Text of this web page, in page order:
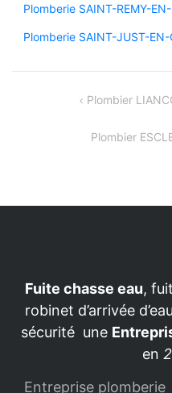
Plomberie SAINT-REMY-
Plomberie SAINT-JUST-EN-
NavigationPlombier
Plombier
Fuite chasse eau,
robinet d’arrivée
sécurité une
en
Entreprise plomberie